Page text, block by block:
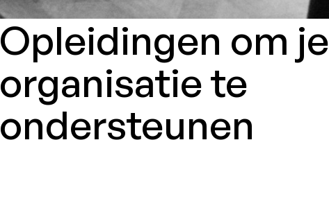
Opleidingen om je
organisatie te
ondersteunen